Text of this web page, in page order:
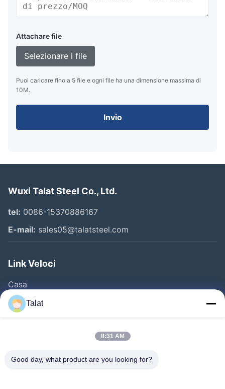
Attachare file
Selezionare i file
Puoi caricare fino a 5 file e ogni file ha una dimensione massima di
10M.
Invio
Wuxi Talat Steel Co., Ltd.
tel: 0086-15370886167
E-mail: sales05@talatsteel.com
Link Veloci
Casa
Prodotti
Chi Siamo
Controllo Di Qualità
Talat
8:31 AM
Good day, what product are you looking for?